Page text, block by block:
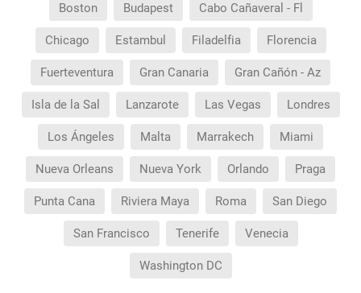
Boston Budapest Cabo Cañaveral - Fl
Chicago Estambul Filadelfia Florencia
Fuerteventura Gran Canaria Gran Cañón - Az
Isla de la Sal Lanzarote Las Vegas Londres
Los Ángeles Malta Marrakech Miami
Nueva Orleans Nueva York Orlando Praga
Punta Cana Riviera Maya Roma San Diego
San Francisco Tenerife Venecia
Washington DC